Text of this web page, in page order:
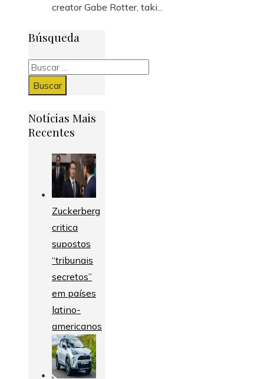
creator Gabe Rotter, taki...
Búsqueda
Buscar:
Notícias Mais
Recentes
Zuckerberg
critica
supostos
“tribunais
secretos”
em países
latino-
americanos